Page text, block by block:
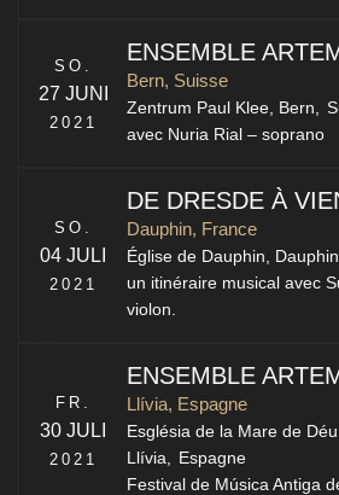
SO.
27 JUNI
2021
ENSEMBLE
Bern, Suisse
Zentrum Paul Klee, Bern,
avec Nuria Rial – soprano
SO.
04 JULI
2021
DE DRESDE À
Dauphin, France
Église de Dauphin, Dauphin
un itinéraire musical avec
violon.
FR.
30 JULI
2021
ENSEMBLE
Llívia, Espagne
Església de la Mare de
Llívia, Espagne
Festival de Música Antiga